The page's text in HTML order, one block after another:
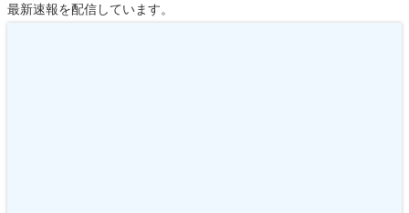
最新速報を配信しています。